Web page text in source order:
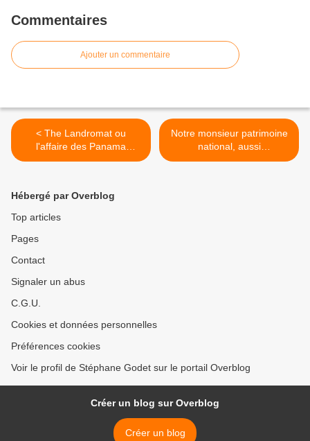
Commentaires
Ajouter un commentaire
< The Landromat ou
l'affaire des Panama
Papers de Steven
Notre monsieur patrimoine
national, aussi
irréprochable que cela ? >
Hébergé par Overblog
Top articles
Pages
Contact
Signaler un abus
C.G.U.
Cookies et données personnelles
Préférences cookies
Voir le profil de Stéphane Godet sur le portail Overblog
Créer un blog sur Overblog
Créer un blog